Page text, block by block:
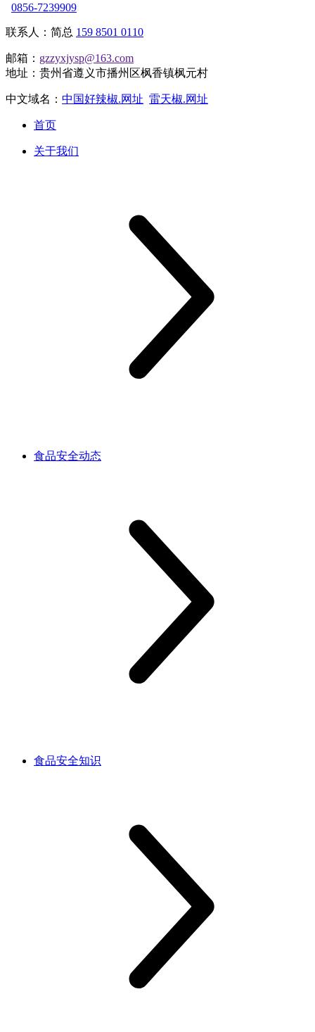
0856-7239909
联系人：简总 159 8501 0110
邮箱： gzzyxjysp@163.com
地址：贵州省遵义市播州区枫香镇枫元村
中文域名： 中国好辣椒.网址 雷天椒.网址
首页
关于我们
食品安全动态
食品安全知识